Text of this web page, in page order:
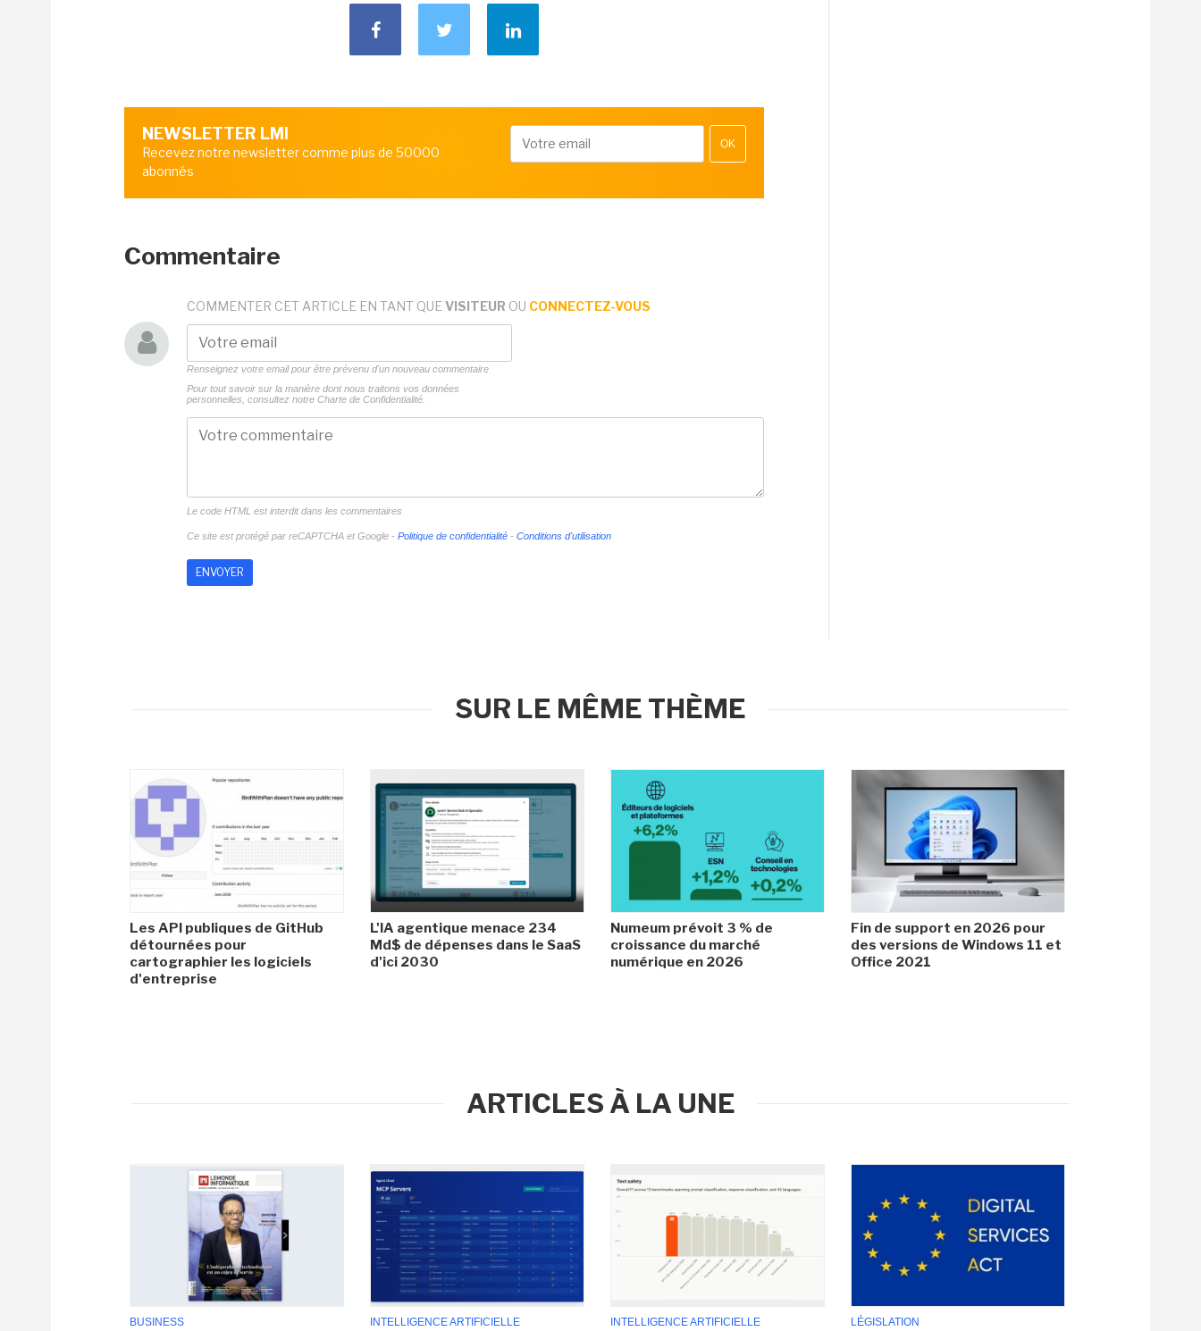
NEWSLETTER LMI
Recevez notre newsletter comme plus de 50000
abonnés
OK
Commentaire
COMMENTER CET ARTICLE EN TANT QUE VISITEUR OU CONNECTEZ-VOUS
Renseignez votre email pour être prévenu d'un nouveau commentaire
Pour tout savoir sur la manière dont nous traitons vos données
personnelles, consultez notre Charte de Confidentialité.
Le code HTML est interdit dans les commentaires
Ce site est protégé par reCAPTCHA et Google - Politique de confidentialité - Conditions d'utilisation
SUR LE MÊME THÈME
Les API publiques de GitHub
détournées pour
cartographier les logiciels
d'entreprise
L'IA agentique menace 234
Md$ de dépenses dans le SaaS
d'ici 2030
Numeum prévoit 3 % de
croissance du marché
numérique en 2026
Fin de support en 2026 pour
des versions de Windows 11 et
Office 2021
ARTICLES À LA UNE
BUSINESS INTELLIGENCE ARTIFICIELLE INTELLIGENCE ARTIFICIELLE LÉGISLATION